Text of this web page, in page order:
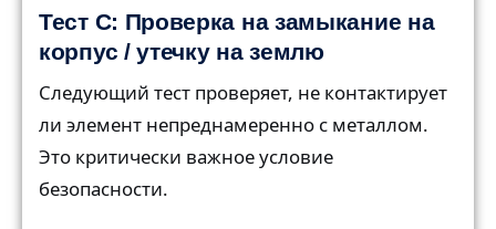
Тест C: Проверка на замыкание на
корпус / утечку на землю
Следующий тест проверяет, не контактирует
ли элемент непреднамеренно с металлом.
Это критически важное условие
безопасности.